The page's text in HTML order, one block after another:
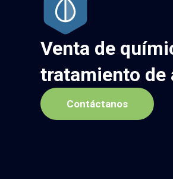
Venta de
tratamiento de
Contáctanos